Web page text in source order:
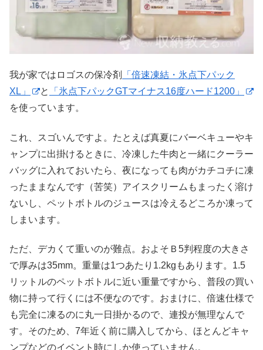
我が家ではロゴスの保冷剤
「倍速凍結・氷点下パック
XL」
と
「氷点下パックGTマイナス16度ハード1200」
を使っています。
これ、スゴいんですよ。たとえば真夏にバーベキューやキ
ャンプに出掛けるときに、冷凍した牛肉と一緒にクーラー
バッグに入れておいたら、夜になっても肉がカチコチに凍
ったままなんです（苦笑）アイスクリームもまったく溶け
ないし、ペットボトルのジュースは冷えるどころか凍って
しまいます。
ただ、デカくて重いのが難点。およそＢ5判程度の大きさ
で厚みは35mm。重量は1つあたり1.2kgもあります。1.5
リットルのペットボトルに近い重量ですから、普段の買い
物に持って行くには不便なのです。おまけに、倍速仕様で
も完全に凍るのに丸一日掛かるので、連投が無理なんで
す。そのため、7年近く前に購入してから、ほとんどキャ
ンプなどのイベント時にしか使っていません。